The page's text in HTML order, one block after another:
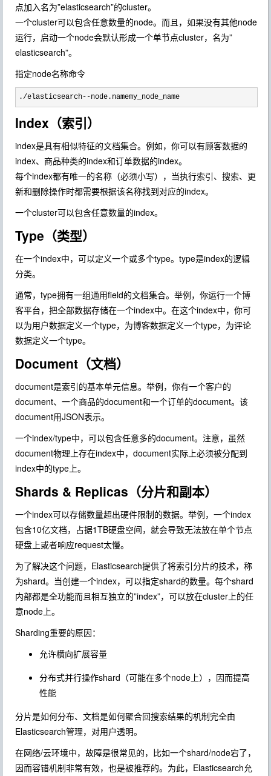
点加入名为”elasticsearch”的cluster。
一个cluster可以包含任意数量的node。而且，如果没有其他node
运行，启动一个node会默认形成一个单节点cluster，名为”
elasticsearch”。
指定node名称命令
./elasticsearch--node.namemy_node_name
Index（索引）
index是具有相似特征的文档集合。例如，你可以有顾客数据的
index、商品种类的index和订单数据的index。
每个index都有唯一的名称（必须小写），当执行索引、搜索、更
新和删除操作时都需要根据该名称找到对应的index。
一个cluster可以包含任意数量的index。
Type（类型）
在一个index中，可以定义一个或多个type。type是index的逻辑
分类。
通常，type拥有一组通用field的文档集合。举例，你运行一个博
客平台，把全部数据存储在一个index中。在这个index中，你可
以为用户数据定义一个type，为博客数据定义一个type，为评论
数据定义一个type。
Document（文档）
document是索引的基本单元信息。举例，你有一个客户的
document、一个商品的document和一个订单的document。该
document用JSON表示。
一个index/type中，可以包含任意多的document。注意，虽然
document物理上存在index中，document实际上必须被分配到
index中的type上。
Shards & Replicas（分片和副本）
一个index可以存储数量超出硬件限制的数据。举例，一个index
包含10亿文档，占据1TB硬盘空间，就会导致无法放在单个节点
硬盘上或者响应request太慢。
为了解决这个问题，Elasticsearch提供了将索引分片的技术，称
为shard。当创建一个index，可以指定shard的数量。每个shard
内部都是全功能而且相互独立的”index”，可以放在cluster上的任
意node上。
Sharding重要的原因：
允许横向扩展容量
分布式并行操作shard（可能在多个node上），因而提高
性能
分片是如何分布、文档是如何聚合回搜索结果的机制完全由
Elasticsearch管理，对用户透明。
在网络/云环境中，故障是很常见的，比如一个shard/node宕了，
因而容错机制非常有效，也是被推荐的。为此，Elasticsearch允